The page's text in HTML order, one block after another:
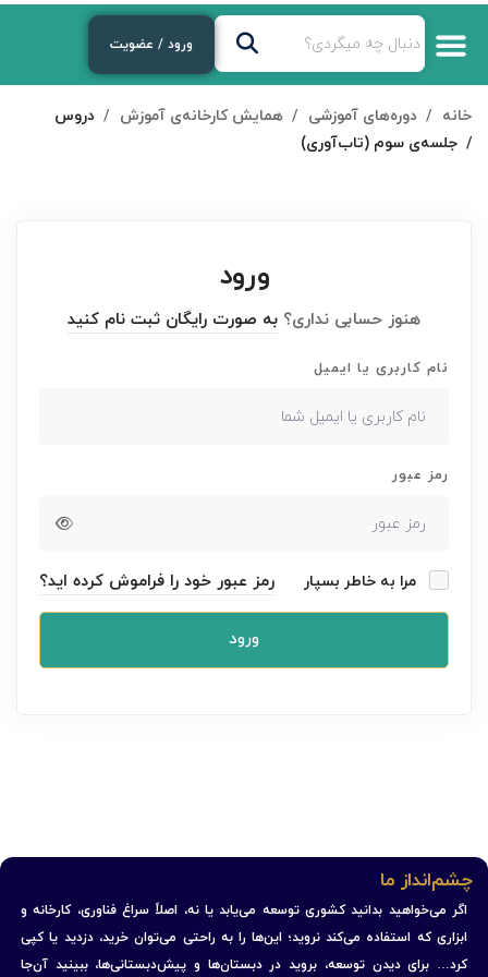
ورود / عضویت
خانه دوره‌های آموزشی همایش کارخانه‌ی آموزش
دروس
جلسه‌ی سوم (تاب‌آوری)
ورود
هنوز حسابی نداری؟ به صورت رایگان ثبت نام کنید
نام کاربری یا ایمیل
رمز عبور
مرا به خاطر بسپار رمز عبور خود را فراموش کرده اید؟
ورود
چشم‌انداز ما
اگر می‌خواهید بدانید کشوری توسعه می‌یابد یا نه، اصلاً سراغ فناوری، کارخانه و
ابزاری که استفاده می‌کند نروید؛ این‌ها را به راحتی می‌توان خرید، دزدید یا کپی
کرد… برای دیدن توسعه، بروید در دبستان‌ها و پیش‌دبستانی‌ها، ببینید آن‌جا